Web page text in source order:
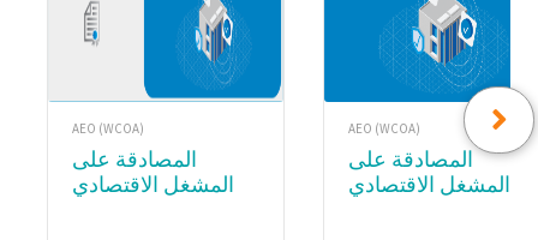
AEO (WCOA)
المصادقة على
المشغل الاقتصادي
AEO (WCOA)
المصادقة على
المشغل الاقتصادي